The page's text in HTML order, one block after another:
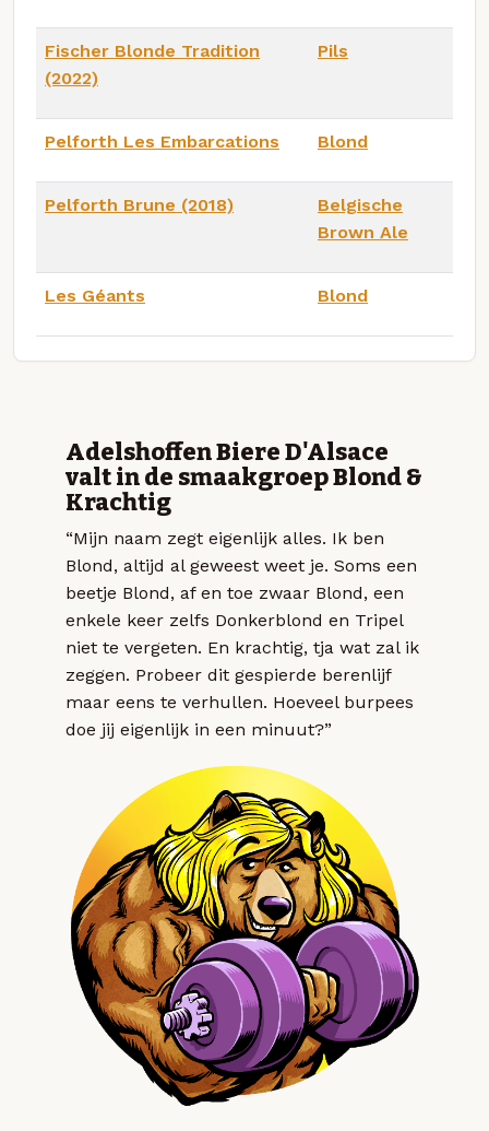
Fischer Blonde Tradition
(2022)
Pils
Pelforth Les Embarcations Blond
Pelforth Brune (2018)
Belgische
Brown Ale
Les Géants Blond
Adelshoffen Biere D'Alsace
valt in de smaakgroep Blond &
Krachtig
“Mijn naam zegt eigenlijk alles. Ik ben
Blond, altijd al geweest weet je. Soms een
beetje Blond, af en toe zwaar Blond, een
enkele keer zelfs Donkerblond en Tripel
niet te vergeten. En krachtig, tja wat zal ik
zeggen. Probeer dit gespierde berenlijf
maar eens te verhullen. Hoeveel burpees
doe jij eigenlijk in een minuut?”